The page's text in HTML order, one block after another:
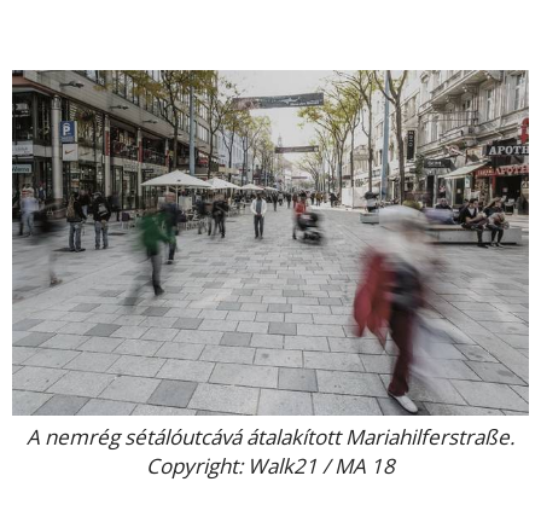
A nemrég sétálóutcává átalakított Mariahilferstraße.
Copyright: Walk21 / MA 18